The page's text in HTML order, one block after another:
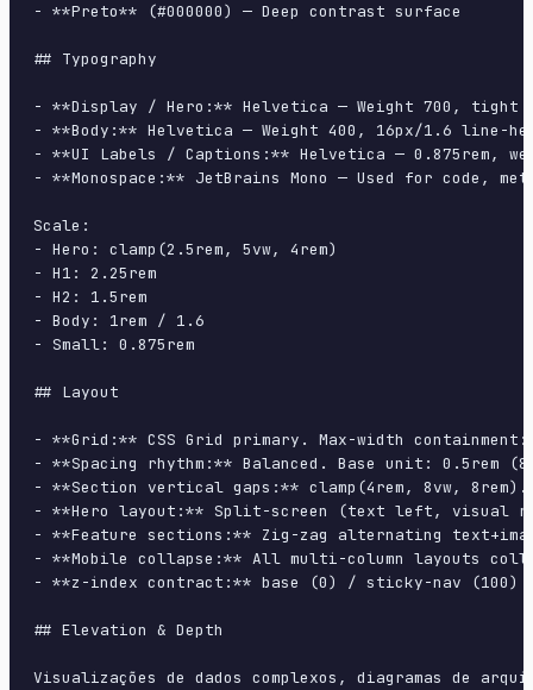
- **Preto** (#000000) — Deep contrast surface
## Typography
- **Display / Hero:** Helvetica — Weight 700, tight
- **Body:** Helvetica — Weight 400, 16px/1.6 line-
- **UI Labels / Captions:** Helvetica — 0.875rem,
- **Monospace:** JetBrains Mono — Used for code,
Scale:
- Hero: clamp(2.5rem, 5vw, 4rem)
- H1: 2.25rem
- H2: 1.5rem
- Body: 1rem / 1.6
- Small: 0.875rem
## Layout
- **Grid:** CSS Grid primary. Max-width
- **Spacing rhythm:** Balanced. Base unit: 0.5rem
- **Section vertical gaps:** clamp(4rem, 8vw, 8rem).
- **Hero layout:** Split-screen (text left, visual
- **Feature sections:** Zig-zag alternating
- **Mobile collapse:** All multi-column layouts
- **z-index contract:** base (0) / sticky-nav
## Elevation & Depth
Visualizações de dados complexos, diagramas de